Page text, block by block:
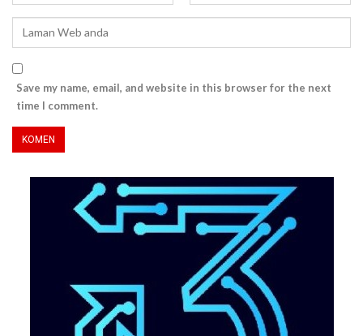
Save my name, email, and website in this browser for the next
time I comment.